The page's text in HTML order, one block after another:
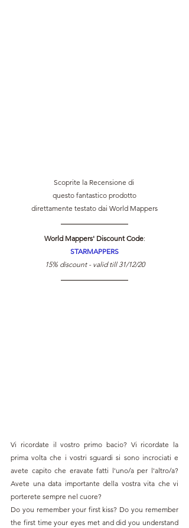
Scoprite la Recensione di
questo fantastico prodotto
direttamente testato dai World Mappers
World Mappers' Discount Code:
STARMAPPERS
15% discount - valid till 31/12/20
Vi ricordate il vostro primo bacio? Vi ricordate la
prima volta che i vostri sguardi si sono incrociati e
avete capito che eravate fatti l'uno/a per l'altro/a?
Avete una data importante della vostra vita che vi
porterete sempre nel cuore?
Do you remember your first kiss? Do you remember
the first time your eyes met and did you understand